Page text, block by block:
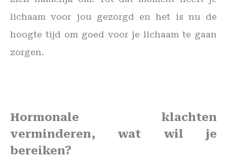
lichaam voor jou gezorgd en het is nu de
hoogte tijd om goed voor je lichaam te gaan
zorgen.
Hormonale klachten
verminderen, wat wil je
bereiken?